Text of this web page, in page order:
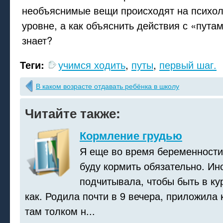
необъяснимые вещи происходят на
уровне, а как объяснить действия с
знает?
Теги:
учимся ходить, путы, первый шаг.
В каком возрасте отдавать ребёнка в школу
Читайте также:
Кормление грудью
Я еще во время
буду кормить обязательно.
подчитывала, чтобы быть в
как. Родила почти в 9 вечера, приложила
там толком н...